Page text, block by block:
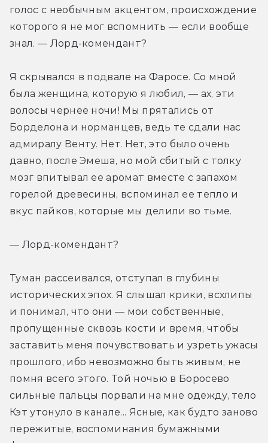
голос с необычным акцентом, происхождение
которого я не мог вспомнить — если вообще
знал. — Лорд-комендант?
Я скрывался в подвале на Фаросе. Со мной
была женщина, которую я любил, — ах, эти
волосы чернее ночи! Мы прятались от
Борделона и норманцев, ведь те сдали нас
адмиралу Венту. Нет. Нет, это было очень
давно, после Эмеша, но мой сбитый с толку
мозг впитывал ее аромат вместе с запахом
горелой древесины, вспоминал ее тепло и
вкус пайков, которые мы делили во тьме.
— Лорд-комендант?
Туман рассеивался, отступал в глубины
исторических эпох. Я слышал крики, всхлипы
и понимал, что они — мои собственные,
пропущенные сквозь кости и время, чтобы
заставить меня почувствовать и узреть ужасы
прошлого, ибо невозможно быть живым, не
помня всего этого. Той ночью в Боросево
сильные пальцы порвали на мне одежду, тело
Кэт утонуло в канале... Ясные, как будто заново
пережитые, воспоминания бумажными